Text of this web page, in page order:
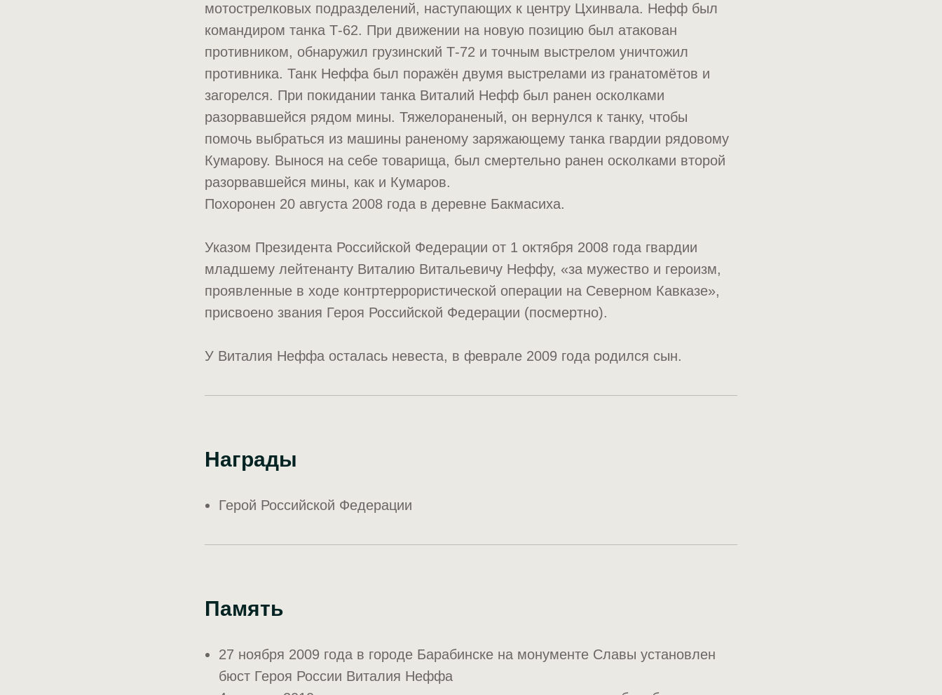
мотострелковых подразделений, наступающих к центру Цхинвала. Нефф был
командиром танка Т-62. При движении на новую позицию был атакован
противником, обнаружил грузинский Т-72 и точным выстрелом уничтожил
противника. Танк Неффа был поражён двумя выстрелами из гранатомётов и
загорелся. При покидании танка Виталий Нефф был ранен осколками
разорвавшейся рядом мины. Тяжелораненый, он вернулся к танку, чтобы
помочь выбраться из машины раненому заряжающему танка гвардии рядовому
Кумарову. Вынося на себе товарища, был смертельно ранен осколками второй
разорвавшейся мины, как и Кумаров.
Похоронен 20 августа 2008 года в деревне Бакмасиха.
Указом Президента Российской Федерации от 1 октября 2008 года гвардии
младшему лейтенанту Виталию Витальевичу Неффу, «за мужество и героизм,
проявленные в ходе контртеррористической операции на Северном Кавказе»,
присвоено звания Героя Российской Федерации (посмертно).
У Виталия Неффа осталась невеста, в феврале 2009 года родился сын.
Награды
Герой Российской Федерации
Память
27 ноября 2009 года в городе Барабинске на монументе Славы установлен
бюст Героя России Виталия Неффа